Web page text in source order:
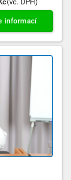
(vč. DPH)
informací